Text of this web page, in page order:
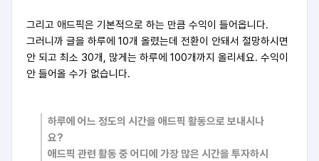
그리고 애드픽은 기본적으로 하는 만큼 수익이 들어옵니다.
그러니까 글을 하루에 10개 올렸는데 전환이 안돼서 절망하시면
안 되고 최소 30개, 많게는 하루에 100개까지 올리세요. 수익이
안 들어올 수가 없습니다.
하루에 어느 정도의 시간을 애드픽 활동으로 보내시나
요?
애드픽 관련 활동 중 어디에 가장 많은 시간을 투자하시